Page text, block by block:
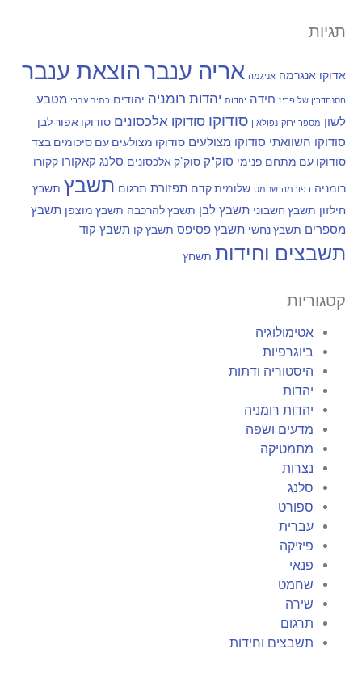
תגיות
אדוקו אנגרמה אניגמה אריה ענברהוצאת ענבר
הסנהדרין של פריז חידה יהדות יהדות רומניה יהודים כתיב עברי מטבע
לשון מספר ירוק נפולאון סודוקו סודוקו אלכסונים סודוקו אפור לבן
סודוקו השוואתי סודוקו מצולעים סודוקו מצולעים עם סיכומים בצד
סודוקו עם מתחם פנימי סוק"ק סוק"ק אלכסונים סלנג קאקורו קקורו
רומניה רפורמה שחמט שלומית קדם תפזורת תרגום תשבץ תשבץ
חילזון תשבץ חשבוני תשבץ לבן תשבץ להרכבה תשבץ מוצפן תשבץ
מספרים תשבץ נחשי תשבץ פסיפס תשבץ קו תשבץ קוד
תשבצים וחידות תשחץ
קטגוריות
אטימולוגיה
ביוגרפיות
היסטוריה ודתות
יהדות
יהדות רומניה
מדעים ושפה
מתמטיקה
נצרות
סלנג
ספורט
עברית
פיזיקה
פנאי
שחמט
שירה
תרגום
תשבצים וחידות